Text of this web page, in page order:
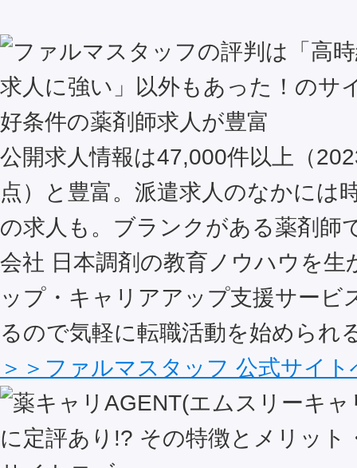
好条件の薬剤師求人が豊富
公開求人情報は47,000件以上（
点）と豊富。派遣求人のなかには
の求人も。ブランクがある薬剤師
会社 日本調剤の教育ノウハウを生
ップ・キャリアアップ支援サービ
るので気軽に転職活動を始められ
＞＞ファルマスタッフ 公式サイト